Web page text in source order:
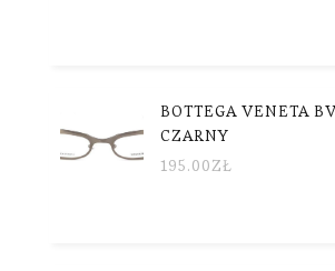
BOTTEGA VENETA
CZARNY
195.00ZŁ